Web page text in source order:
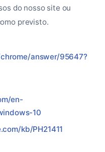
do nosso site ou
previsto.
answer/95647?
en-
10
kb/PH21411